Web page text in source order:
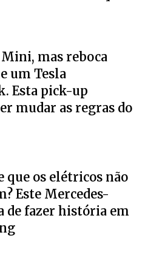
Mini, mas reboca
um Tesla
Esta pick-up
mudar as regras do
que os elétricos não
Este Mercedes-
de fazer história em